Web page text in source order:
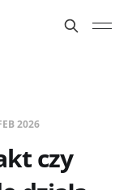
2026
czy